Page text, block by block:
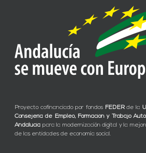
Proyecto cofinanciado por fondos FEDERde la
Consejería de Empleo, Formación y Trabajo
Andalucía para la modernización digital y la
de las entidades de economía social.